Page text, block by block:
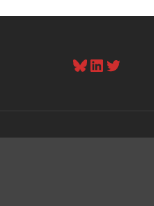
Bluesky